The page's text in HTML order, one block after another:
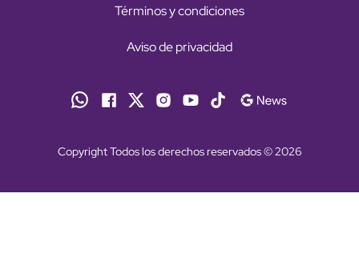
Términos y condiciones
Aviso de privacidad
Copyright Todos los derechos reservados © 2026